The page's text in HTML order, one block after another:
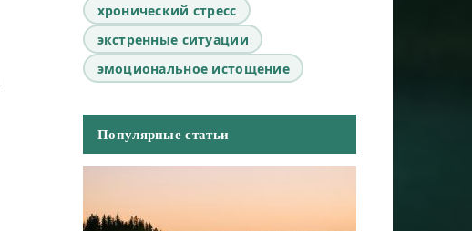
хронический стресс
экстренные ситуации
эмоциональное истощение
Популярные статьи